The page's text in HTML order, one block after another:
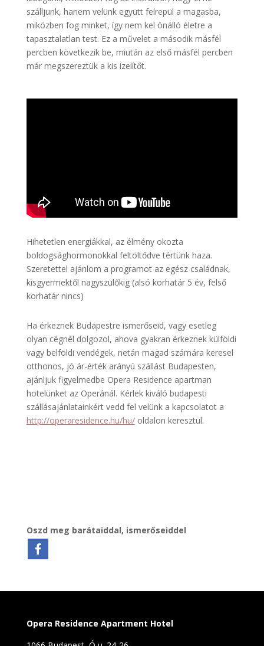
szálljunk, hanem velünk együtt felrepül a magasba,
miközben fog minket, így nem kel önálló életre a
tapasztalatlan test. Ez a művelet a második másfél
percben következik be, miután az első másfél percben
már megszereztük a kis ízelítőt.
Hihetetlen energiákkal, az élmény okozta
boldogsághormonokkal feltöltődve tértünk haza.
Szeretettel ajánlom a programot az egész családnak,
kisgyermektől nagyszülőkig (alsó korhatár 5 év, felső
korhatár nincs)
Ha érkeznek Budapestre ismerőseid, vagy esetleg
olyan cégnél dolgozol, ahova gyakran érkeznek külföldi
vagy belföldi vendégek, netán magad számára keresel
otthonos, jó ár-érték arányú szállást Budapesten,
ajánljuk figyelmedbe Opera Residence apartman
hotelünket az Operánál. Kérlek kiváló budapesti
szállásajánlatainkért vedd fel velünk a kapcsolatot a
http://operaresidence.hu/hu/oldalon keresztül.
Oszd meg barátaiddal, ismerőseiddel
Opera Residence Apartment Hotel